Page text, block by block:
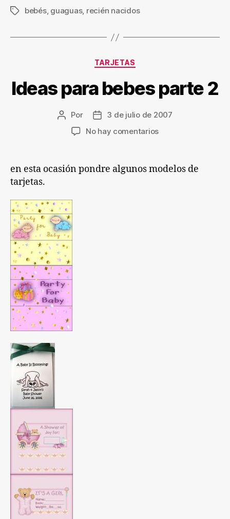
Etiquetas
bebés, guaguas, recién nacidos
Categorías
TARJETAS
Ideas para bebes parte 2
Autor
Por
Fecha
de
3 de julio de 2007
No hay comentariosen
bebes
en esta ocasión pondre algunos modelos de
tarjetas.